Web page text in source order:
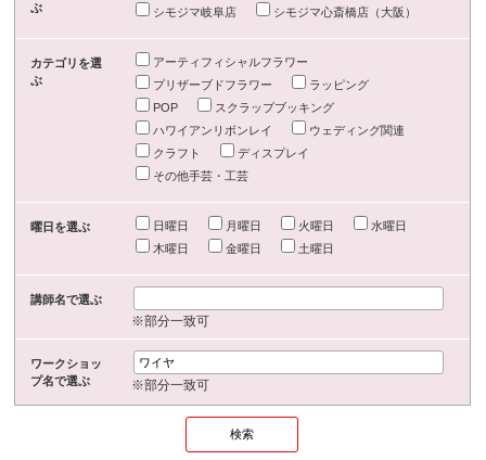
ぶ
シモジマ岐阜店
シモジマ心斎橋店（大阪）
カテゴリを選
ぶ
アーティフィシャルフラワー
プリザーブドフラワー
ラッピング
POP
スクラップブッキング
ハワイアンリボンレイ
ウェディング関連
クラフト
ディスプレイ
その他手芸・工芸
曜日を選ぶ 日曜日 月曜日 火曜日
水曜日
木曜日
金曜日 土曜日
講師名で選ぶ
※部分一致可
ワークショッ
プ名で選ぶ
※部分一致可